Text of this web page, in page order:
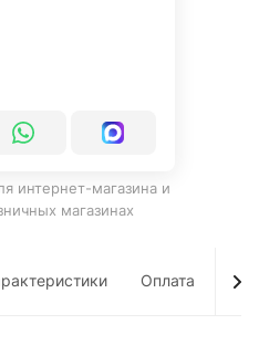
интернет-магазина и
магазинах
Оплата